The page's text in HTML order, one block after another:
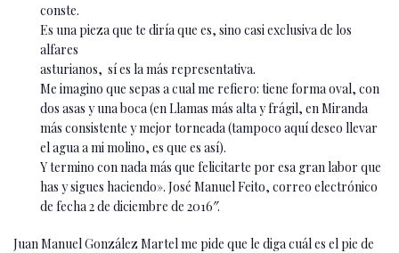
conste.
Es una pieza que te diría que es, sino casi exclusiva de los
alfares
asturianos, sí es la más representativa.
Me imagino que sepas a cual me refiero: tiene forma oval, con
dos asas y una boca (en Llamas más alta y frágil, en Miranda
más consistente y mejor torneada (tampoco aquí deseo llevar
el agua a mi molino, es que es así).
Y termino con nada más que felicitarte por esa gran labor que
has y sigues haciendo». José Manuel Feito, correo electrónico
de fecha 2 de diciembre de 2016″.
Juan Manuel González Martel me pide que le diga cuál es el pie de